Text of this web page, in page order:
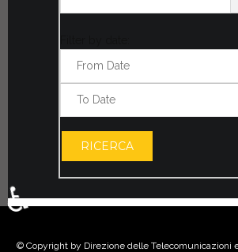
RICERCA
Seleziona la tua lingua
© Copyright by Direzione delle Telecomunicazioni